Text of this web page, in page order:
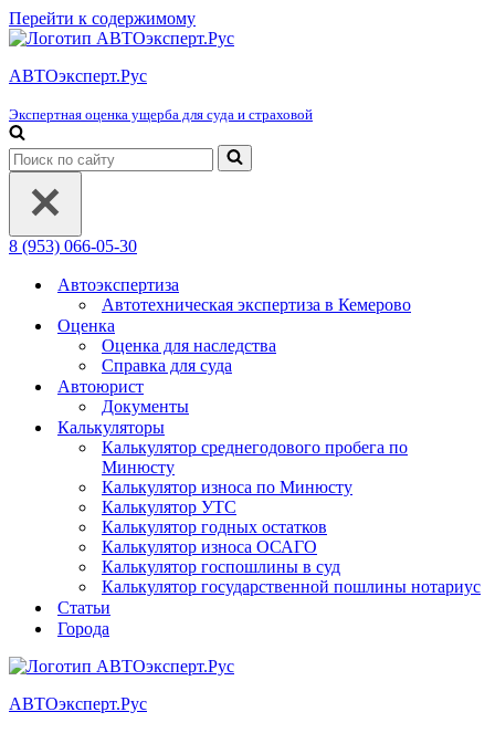
Перейти к содержимому
АВТОэксперт.Рус
Экспертная оценка ущерба для суда и страховой
Искать...
8 (953) 066-05-30
Автоэкспертиза
Автотехническая экспертиза в Кемерово
Оценка
Оценка для наследства
Справка для суда
Автоюрист
Документы
Калькуляторы
Калькулятор среднегодового пробега по
Минюсту
Калькулятор износа по Минюсту
Калькулятор УТС
Калькулятор годных остатков
Калькулятор износа ОСАГО
Калькулятор госпошлины в суд
Калькулятор государственной пошлины нотариус
Статьи
Города
АВТОэксперт.Рус